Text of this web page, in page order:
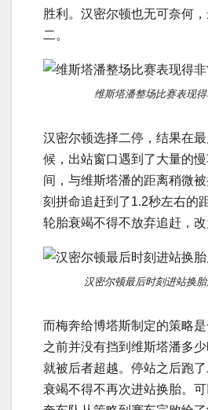
胜利。汉密尔顿也无可奈何
二。
维斯塔潘整场比赛表现得
汉密尔顿选择二停，结果在
候，出站窗口遇到了大量的
间，与维斯塔潘的距离稍微
刻拼命追赶到了1.2秒左右的
轮胎衰竭不得不放弃追赶，改
汉密尔顿最后时刻进站换
而梅奔给博塔斯制定的策略
之前并没有挡到维斯塔潘多
就被后者超越。停站之后跑
衰竭不得不再次进站换胎。